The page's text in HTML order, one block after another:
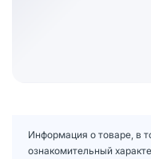
Информация о товаре, в
ознакомительный